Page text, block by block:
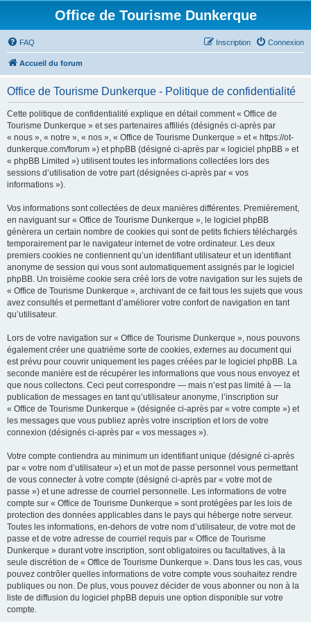
Office de Tourisme Dunkerque
FAQ Connexion
Inscription
Accueil du forum
Office de Tourisme Dunkerque - Politique de confidentialité
Cette politique de confidentialité explique en détail comment « Office de
Tourisme Dunkerque » et ses partenaires affiliés (désignés ci-après par
« nous », « notre », « nos », « Office de Tourisme Dunkerque » et « https://ot-
dunkerque.com/forum ») et phpBB (désigné ci-après par « logiciel phpBB » et
« phpBB Limited ») utilisent toutes les informations collectées lors des
sessions d’utilisation de votre part (désignées ci-après par « vos
informations »).
Vos informations sont collectées de deux manières différentes. Premièrement,
en naviguant sur « Office de Tourisme Dunkerque », le logiciel phpBB
génèrera un certain nombre de cookies qui sont de petits fichiers téléchargés
temporairement par le navigateur internet de votre ordinateur. Les deux
premiers cookies ne contiennent qu’un identifiant utilisateur et un identifiant
anonyme de session qui vous sont automatiquement assignés par le logiciel
phpBB. Un troisième cookie sera créé lors de votre navigation sur les sujets de
« Office de Tourisme Dunkerque », archivant de ce fait tous les sujets que vous
avez consultés et permettant d’améliorer votre confort de navigation en tant
qu’utilisateur.
Lors de votre navigation sur « Office de Tourisme Dunkerque », nous pouvons
également créer une quatrième sorte de cookies, externes au document qui
est prévu pour couvrir uniquement les pages créées par le logiciel phpBB. La
seconde manière est de récupérer les informations que vous nous envoyez et
que nous collectons. Ceci peut correspondre — mais n’est pas limité à — la
publication de messages en tant qu’utilisateur anonyme, l’inscription sur
« Office de Tourisme Dunkerque » (désignée ci-après par « votre compte ») et
les messages que vous publiez après votre inscription et lors de votre
connexion (désignés ci-après par « vos messages »).
Votre compte contiendra au minimum un identifiant unique (désigné ci-après
par « votre nom d’utilisateur ») et un mot de passe personnel vous permettant
de vous connecter à votre compte (désigné ci-après par « votre mot de
passe ») et une adresse de courriel personnelle. Les informations de votre
compte sur « Office de Tourisme Dunkerque » sont protégées par les lois de
protection des données applicables dans le pays qui héberge notre serveur.
Toutes les informations, en-dehors de votre nom d’utilisateur, de votre mot de
passe et de votre adresse de courriel requis par « Office de Tourisme
Dunkerque » durant votre inscription, sont obligatoires ou facultatives, à la
seule discrétion de « Office de Tourisme Dunkerque ». Dans tous les cas, vous
pouvez contrôler quelles informations de votre compte vous souhaitez rendre
publiques ou non. De plus, vous pouvez décider de vous abonner ou non à la
liste de diffusion du logiciel phpBB depuis une option disponible sur votre
compte.